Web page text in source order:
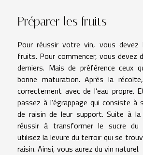
Préparer les fruits
Pour réussir votre vin, vous devez
fruits. Pour commencer, vous devez
derniers. Mais de préférence ceux
bonne maturation. Après la
correctement avec de l’eau propre.
passez à l’égrappage qui consiste à
de raisin de leur support. Suite à la
réussir à transformer le sucre du
utilisez la levure du terroir qui se
raisin. Ainsi, vous aurez du vin naturel.